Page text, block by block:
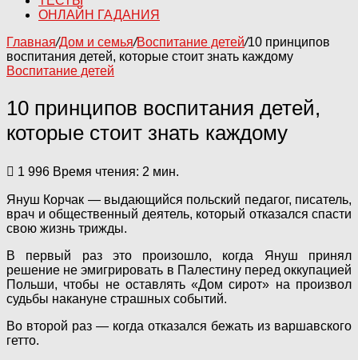
ОНЛАЙН ГАДАНИЯ
Главная/Дом и семья/Воспитание детей/10 принципов
воспитания детей, которые стоит знать каждому
Воспитание детей
10 принципов воспитания детей,
которые стоит знать каждому
1 996 Время чтения: 2 мин.
Януш Корчак — выдающийся польский педагог, писатель,
врач и общественный деятель, который отказался спасти
свою жизнь трижды.
В первый раз это произошло, когда Януш принял
решение не эмигрировать в Палестину перед оккупацией
Польши, чтобы не оставлять «Дом сирот» на произвол
судьбы накануне страшных событий.
Во второй раз — когда отказался бежать из варшавского
гетто.